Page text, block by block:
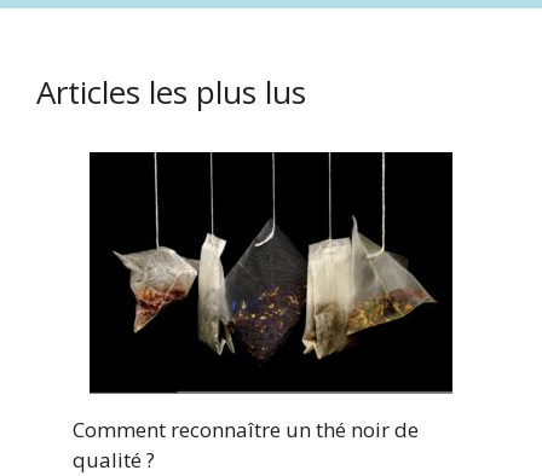
Articles les plus lus
Comment reconnaître un thé noir de
qualité ?